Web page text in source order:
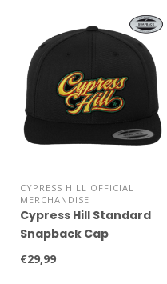
CYPRESS HILL OFFICIAL
MERCHANDISE
Cypress Hill Standard
Snapback Cap
€29,99